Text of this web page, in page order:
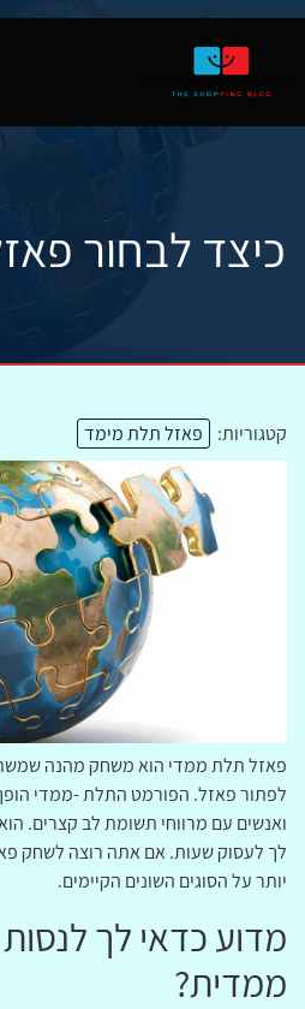
כיצד לבחור
קטגוריות: פאזל תלת מימד
פאזל תלת ממדי הוא משחק מהנה
לפתור פאזל. הפורמט התלת -ממדי הופך
ואנשים עם מרווחי תשומת לב קצרים.
לך לעסוק שעות. אם אתה רוצה לשחק
יותר על הסוגים השונים הקיימים.
מדוע כדאי לך
ממדית?